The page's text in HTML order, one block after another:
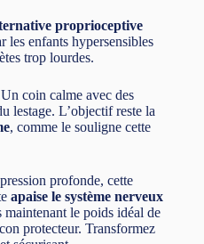
proprioceptive
les enfants hypersensibles
trop lourdes.
coin calme avec des
lestage. L’objectif reste la
, comme le souligne cette
profonde, cette
apaise le système nerveux
maintenant le poids idéal de
protecteur. Transformez